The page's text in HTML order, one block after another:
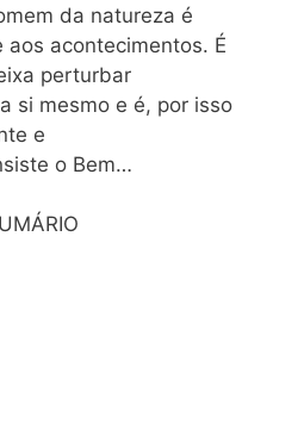
da natureza é
acontecimentos. É
perturbar
si mesmo e é, por isso
e
o Bem…